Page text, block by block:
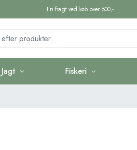
Fri fragt ved køb over 500,-
Jagt Fiskeri